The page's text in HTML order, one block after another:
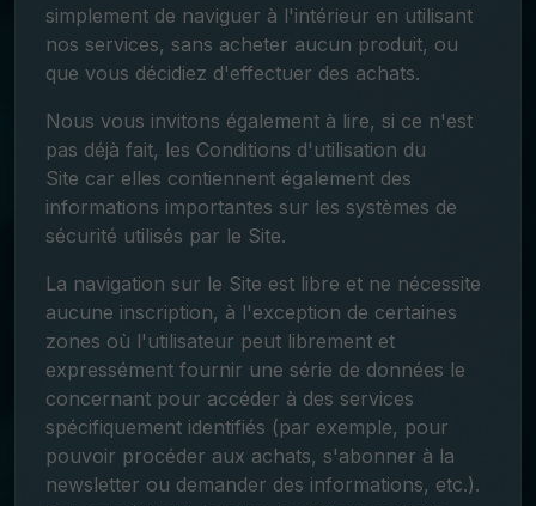
simplement de naviguer à l'intérieur en utilisant
nos services, sans acheter aucun produit, ou
que vous décidiez d'effectuer des achats.
Nous vous invitons également à lire, si ce n'est
pas déjà fait, les Conditions d'utilisation du
Site car elles contiennent également des
informations importantes sur les systèmes de
sécurité utilisés par le Site.
La navigation sur le Site est libre et ne nécessite
aucune inscription, à l'exception de certaines
zones où l'utilisateur peut librement et
expressément fournir une série de données le
concernant pour accéder à des services
spécifiquement identifiés (par exemple, pour
pouvoir procéder aux achats, s'abonner à la
newsletter ou demander des informations, etc.).